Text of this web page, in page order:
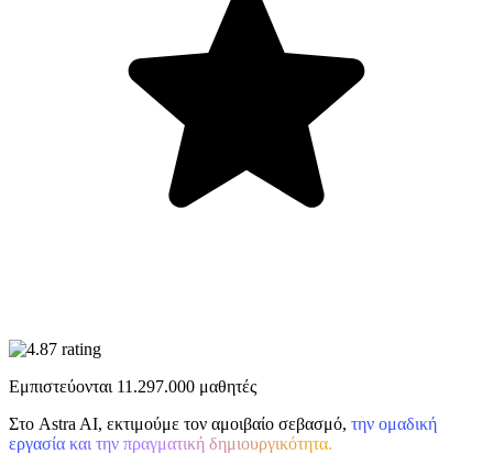
Εμπιστεύονται 11.297.000 μαθητές
Στο Astra AI, εκτιμούμε τον αμοιβαίο σεβασμό, την ομαδική
εργασία και την πραγματική δημιουργικότητα.